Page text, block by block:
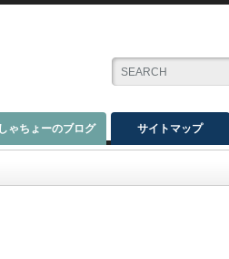
しゃちょーのブログ サイトマップ